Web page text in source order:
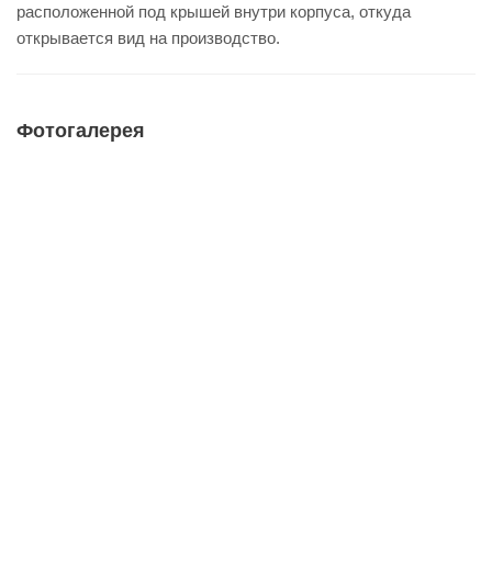
расположенной под крышей внутри корпуса, откуда
открывается вид на производство.
Фотогалерея